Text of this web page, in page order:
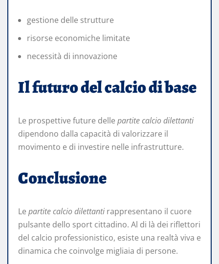
gestione delle strutture
risorse economiche limitate
necessità di innovazione
Il futuro del calcio di base
Le prospettive future delle partite calcio dilettanti
dipendono dalla capacità di valorizzare il
movimento e di investire nelle infrastrutture.
Conclusione
Le partite calcio dilettanti rappresentano il cuore
pulsante dello sport cittadino. Al di là dei riflettori
del calcio professionistico, esiste una realtà viva e
dinamica che coinvolge migliaia di persone.